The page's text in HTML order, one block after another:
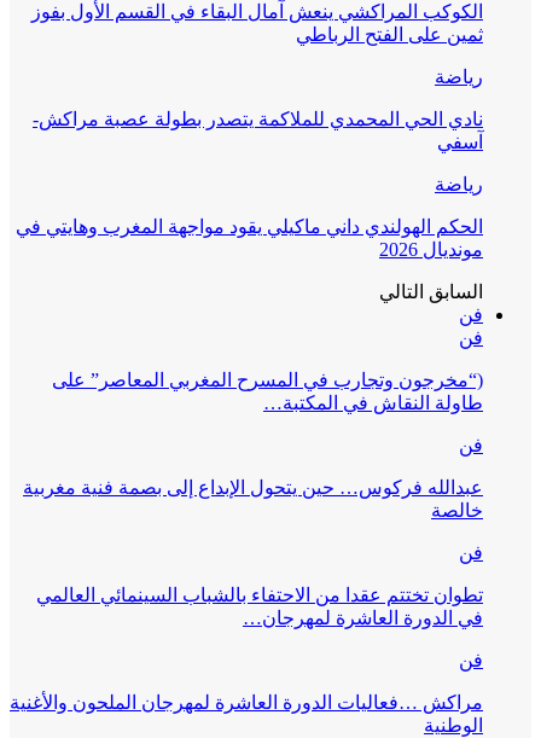
الكوكب المراكشي ينعش آمال البقاء في القسم الأول بفوز
ثمين على الفتح الرباطي
رياضة
نادي الحي المحمدي للملاكمة يتصدر بطولة عصبة مراكش-
آسفي
رياضة
الحكم الهولندي داني ماكيلي يقود مواجهة المغرب وهايتي في
مونديال 2026
السابق التالي
فن
فن
(“مخرجون وتجارب في المسرح المغربي المعاصر” على
طاولة النقاش في المكتبة…
فن
عبدالله فركوس… حين يتحول الإبداع إلى بصمة فنية مغربية
خالصة
فن
تطوان تختتم عقدا من الاحتفاء بالشباب السينمائي العالمي
في الدورة العاشرة لمهرجان…
فن
مراكش …فعاليات الدورة العاشرة لمهرجان الملحون والأغنية
الوطنية